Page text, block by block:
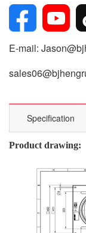
E-mail:
Specification
Product drawing: